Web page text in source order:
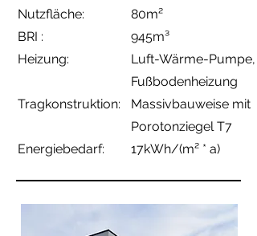
Nutzfläche:
BRI :
Heizung:
Tragkonstruktion:
Energiebedarf:
80m²
945m³
Luft-Wärme-Pumpe,
Fußbodenheizung
Massivbauweise mit
Porotonziegel T7
17kWh/(m² * a)